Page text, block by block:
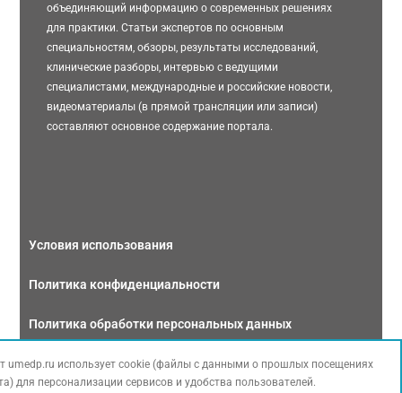
объединяющий информацию о современных решениях
для практики. Статьи экспертов по основным
специальностям, обзоры, результаты исследований,
клинические разборы, интервью с ведущими
специалистами, международные и российские новости,
видеоматериалы (в прямой трансляции или записи)
составляют основное содержание портала.
Условия использования
Политика конфиденциальности
Политика обработки персональных данных
Связаться с нами
umedp.ru использует cookie (файлы с данными о прошлых посещениях
для персонализации сервисов и удобства пользователей.